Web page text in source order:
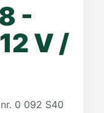
-
V /
0 092 S40